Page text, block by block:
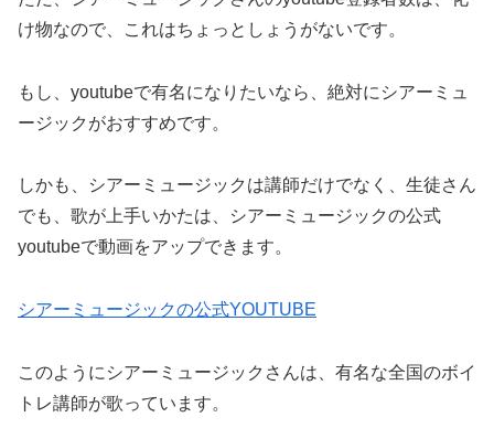
け物なので、これはちょっとしょうがないです。
もし、youtubeで有名になりたいなら、絶対にシアーミュ
ージックがおすすめです。
しかも、シアーミュージックは講師だけでなく、生徒さん
でも、歌が上手いかたは、シアーミュージックの公式
youtubeで動画をアップできます。
シアーミュージックの公式YOUTUBE
このようにシアーミュージックさんは、有名な全国のボイ
トレ講師が歌っています。